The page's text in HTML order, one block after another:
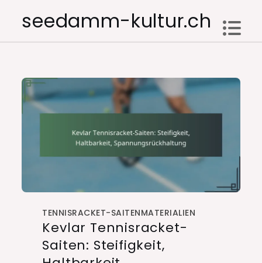
seedamm-kultur.ch
TENNISRACKET-SAITENMATERIALIEN
Kevlar Tennisracket-
Saiten: Steifigkeit,